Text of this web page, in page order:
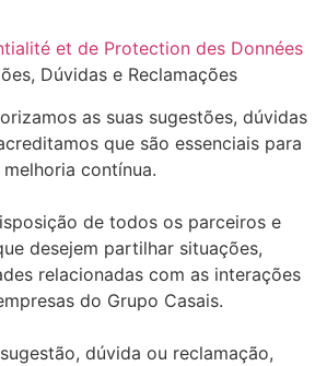
et de Protection des Données
Dúvidas e Reclamações
as suas sugestões, dúvidas
que são essenciais para
contínua.
de todos os parceiros e
desejem partilhar situações,
relacionadas com as interações
do Grupo Casais.
dúvida ou reclamação,